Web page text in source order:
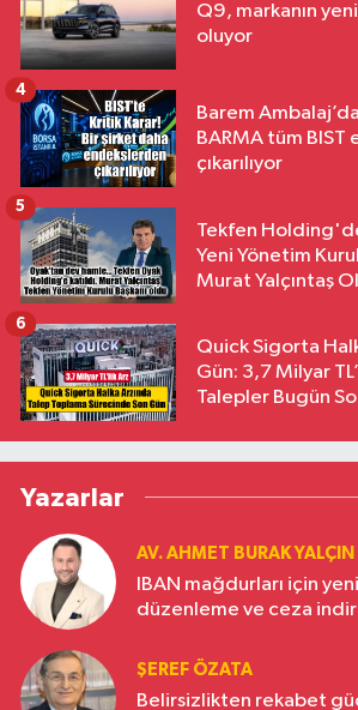
Q9, markanın
oluyor
Barem
BARMA tüm
çıkarılıyor
4
Tekfen
Yeni Yönetim
Murat Yalçıntaş
5
Quick Sigorta
Gün: 3,7 Milyar
Talepler Bugün
6
Yazarlar
AV. AHMET BURAK YALÇIN
IBAN mağdurları için
düzenleme ve ceza
ŞEREF ÖZATA
Belirsizlikten rekabet